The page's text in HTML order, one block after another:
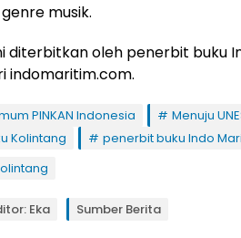
musik.
diterbitkan oleh penerbit buku
indomaritim.com.
PINKAN Indonesia Menuju
Kolintang
penerbit buku Indo
Eka Sumber Berita